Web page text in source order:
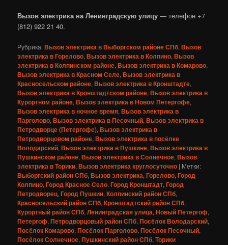
Вызов электрика на Ленинградскую улицу — телефон +7
(812) 922 21 40.
Рубрика:Вызов электрика в Выборгском районе СПб,Вызов
электрика в Горелово,Вызов электрика в Колпино,Вызов
электрика в Колпинском районе,Вызов электрика в Комарово,
Вызов электрика в Красном Селе,Вызов электрика в
Красносельском районе,Вызов электрика в Кронштадте,
Вызов электрика в Кронштадтском районе,Вызов электрика в
Курортном районе,Вызов электрика в Новом Петергофе,
Вызов электрика в ночное время,Вызов электрика в
Парголово,Вызов электрика в Песочный,Вызов электрика в
Петродворце (Петергофе),Вызов электрика в
Петродворцовом районе,Вызов электрика в посёлке
Володарский,Вызов электрика в Пушкине,Вызов электрика в
Пушкинском районе,Вызов электрика в Солнечное,Вызов
электрика в Торики,Вызов электрика круглосуточно | Метки:
Выборгский район СПб,Вызов электрика,Горелово,Город
Колпино,Город Красное Село,Город Кронштадт,Город
Петродворец,Город Пушкин,Колпинский район СПб,
Красносельский район СПб,Кронштадтский район СПб,
Курортный район СПб,Ленинградская улица,Новый Петергоф,
Петергоф,Петродворцовый район СПб,Посёлок Володарский,
Посёлок Комарово,Посёлок Парголово,Посёлок Песочный,
Посёлок Солнечное,Пушкинский район СПб,Торики